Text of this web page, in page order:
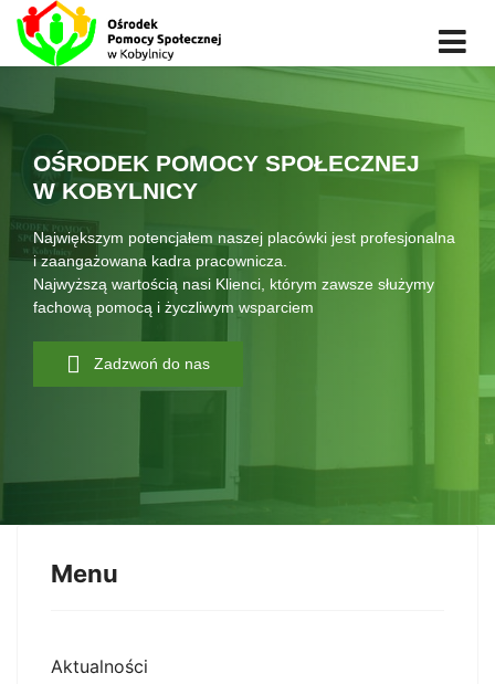
OŚRODEK POMOCY SPOŁECZNEJ
W KOBYLNICY
Największym potencjałem naszej placówki jest profesjonalna
i zaangażowana kadra pracownicza.
Najwyższą wartością nasi Klienci, którym zawsze służymy
fachową pomocą i życzliwym wsparciem
Zadzwoń do nas
Menu
Aktualności